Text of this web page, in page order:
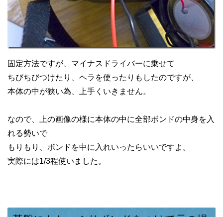
固定方法ですが、マイナスドライバーに乗せて
ちびちびつけたり、ヘラを使ったりもしたのですが、
本体の中が狭い為、上手くいきません。
なので、上の画像の様に本体の中に全部ボンドの中身を入
れる勢いで
もりもり、ボンドを中に入れいったらいいですよ。
実際には1/3程使いました。